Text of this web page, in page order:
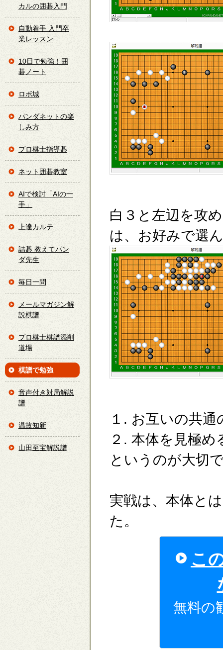
白３と左辺を攻
は、お好みで選
１. お互いの共
２. 本体を見極め
というのが大切
実戦は、本体と
た。
こ
無料の
カルの囲碁入門
自動着手 入門卒
業レッスン
10日で勉強！囲
碁ノート
ロボ城
パンダネットの楽
しみ方
プロ棋士指導碁
ネット囲碁教室
AIで検討「AIの一
手」
上達カルテ
詰碁 教えてパン
ダ先生
毎日一問
メールマガジン解
説棋譜
プロ棋士棋譜添削
道場
棋譜で勉強
音声付き対局解説
譜
温故知新
山田至宝解説譜